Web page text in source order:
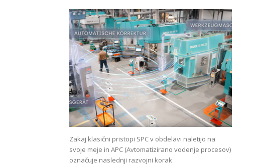
Zakaj klasični pristopi SPC v obdelavi naletijo na
svoje meje in APC (Avtomatizirano vodenje procesov)
označuje naslednji razvojni korak